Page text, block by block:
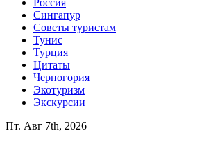
Сингапур
Советы туристам
Тунис
Турция
Цитаты
Черногория
Экотуризм
Экскурсии
Пт. Авг 7th, 2026